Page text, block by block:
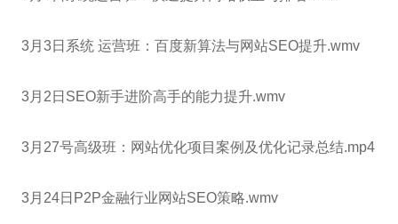
3月3日系统 运营班：百度新算法与网站SEO提升.wmv
3月2日SEO新手进阶高手的能力提升.wmv
3月27号高级班：网站优化项目案例及优化记录总结.mp4
3月24日P2P金融行业网站SEO策略.wmv